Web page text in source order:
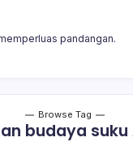
pandangan.
Browse Tag
budaya suku